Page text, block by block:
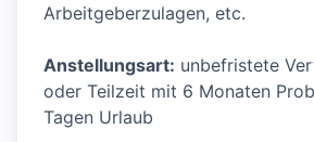
Arbeitgeberzulagen, etc.
Anstellungsart: unbefristete
oder Teilzeit mit 6 Monaten
Tagen Urlaub